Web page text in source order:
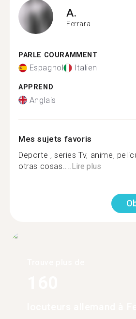
A.
Ferrara
PARLE COURAMMENT
Espagnol Italien
APPREND
Anglais
Mes sujets favoris
Deporte , series Tv, anime,
otras cosas.... Lire plus